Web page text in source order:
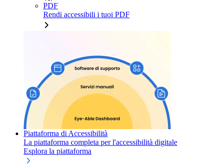
PDF
Rendi accessibili i tuoi PDF
Piattaforma di Accessibilità
La piattaforma completa per l'accessibilità digitale
Esplora la piattaforma